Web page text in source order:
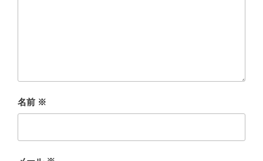
名前 ※